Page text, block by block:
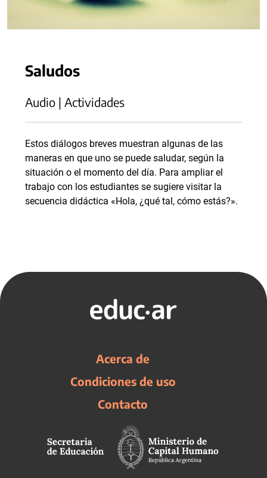
Saludos
Audio | Actividades
Estos diálogos breves muestran algunas de las
maneras en que uno se puede saludar, según la
situación o el momento del día. Para ampliar el
trabajo con los estudiantes se sugiere visitar la
secuencia didáctica «Hola, ¿qué tal, cómo estás?».
Acerca de
Condiciones de uso
Contacto